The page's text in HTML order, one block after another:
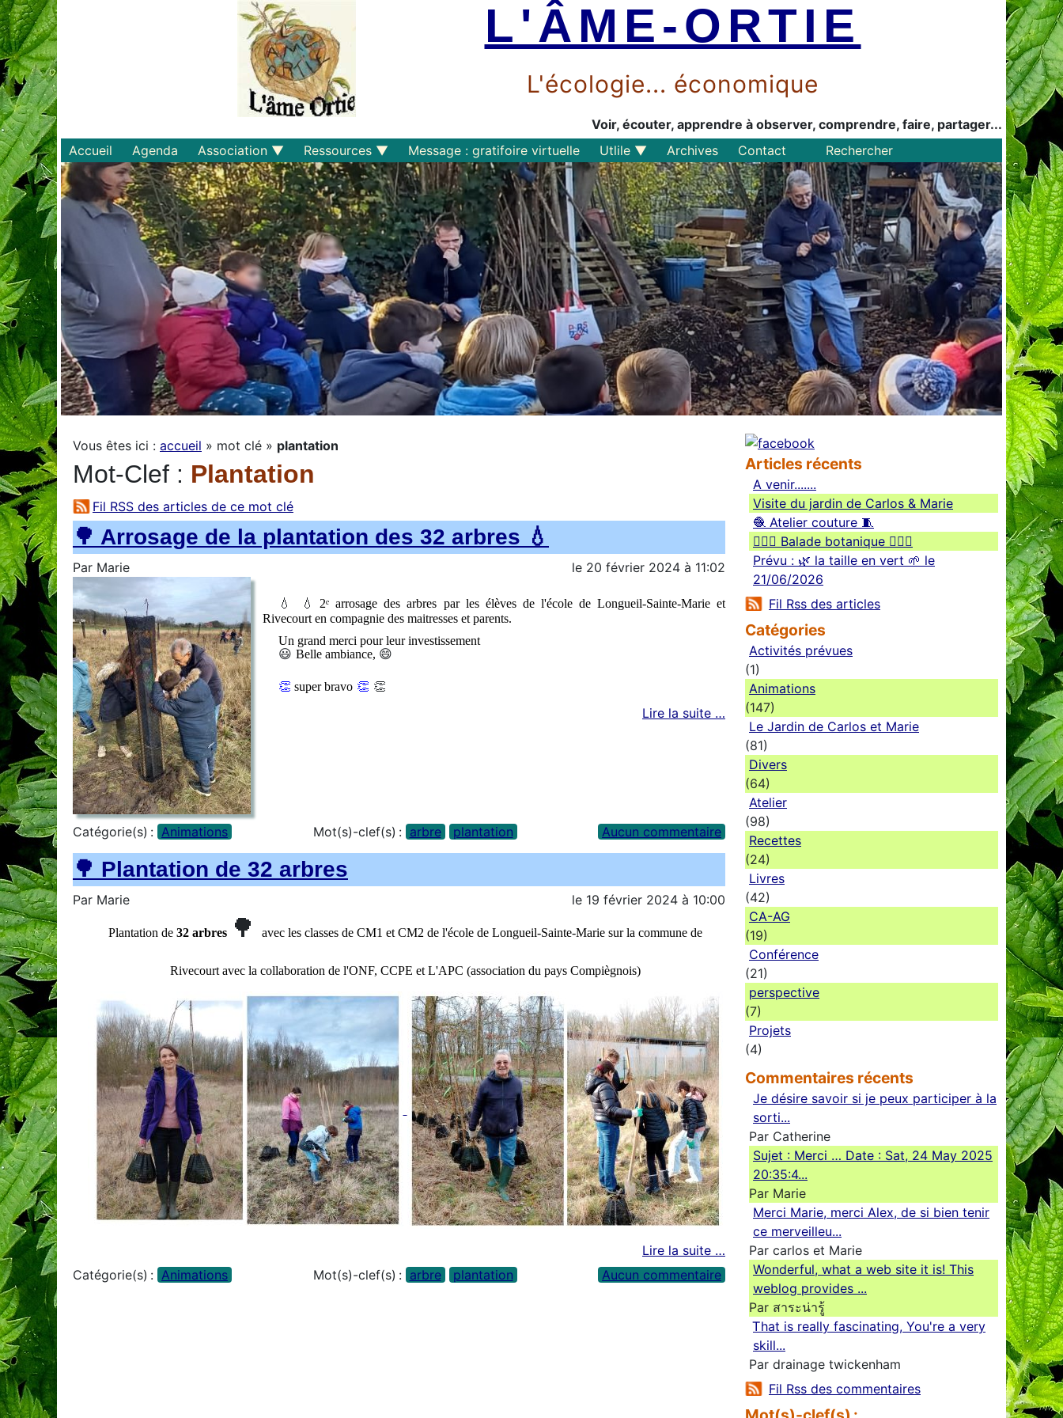
L'ÂME-ORTIE
L'écologie... économique
Voir, écouter, apprendre à observer, comprendre, faire, partager...
Accueil
Agenda
Association
Qui sommes-nous ?
Statuts et règlements
Adhérer
Documents
Plaquette
Bulletin d'adhésion
Ressources
Savoirs
Matériel
Livres
Recettes
Projets
Message : gratifoire virtuelle
Utlile
Outils libres
Liens
Perspective
Archives Contact Rechercher
Vous êtes ici : accueil » mot clé » plantation
Mot-Clef : Plantation
Fil RSS des articles de ce mot clé
🌳 Arrosage de la plantation des 32 arbres 💧
Par Marie le 20 février 2024 à 11:02
💧 💧
2ᵉ arrosage des arbres par les élèves de l'école de Longueil-Sainte-Marie et
Rivecourt en compagnie des maitresses et parents.
Un grand merci pour leur investissement
😃 Belle ambiance, 😄
👏 super bravo 👏 👏
Lire la suite …
Catégorie(s) : Animations Mot(s)-clef(s) : arbre plantation Aucun commentaire
🌳 Plantation de 32 arbres
Par Marie le 19 février 2024 à 10:00
Plantation de 32 arbres 🌳 avec les classes de CM1 et CM2 de l'école de Longueil-Sainte-Marie sur la commune de
Rivecourt avec la collaboration de l'ONF, CCPE et L'APC (association du pays Compiègnois)
Lire la suite …
Catégorie(s) : Animations Mot(s)-clef(s) : arbre plantation Aucun commentaire
Articles récents
A venir.......
Visite du jardin de Carlos & Marie
🧶 Atelier couture 🧵
🚶🏻‍♀️ Balade botanique 🚶🏻‍♂️
Prévu : 🌿 la taille en vert 🌱 le
21/06/2026
Fil Rss des articles
Catégories
Activités prévues
(1)
Animations
(147)
Le Jardin de Carlos et Marie
(81)
Divers
(64)
Atelier
(98)
Recettes
(24)
Livres
(42)
CA-AG
(19)
Conférence
(21)
perspective
(7)
Projets
(4)
Commentaires récents
Je désire savoir si je peux participer à la
sorti...
Par Catherine
Sujet : Merci … Date : Sat, 24 May 2025
20:35:4...
Par Marie
Merci Marie, merci Alex, de si bien tenir
ce merveilleu...
Par carlos et Marie
Wonderful, what a web site it is! This
weblog provides ...
Par สาระน่ารู้
Ꭲhat is really fascinating, You'rе a very
skill...
Par drainage twickenham
Fil Rss des commentaires